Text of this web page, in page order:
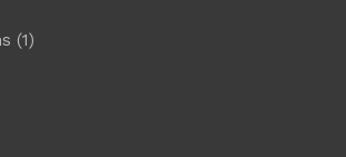
(1)